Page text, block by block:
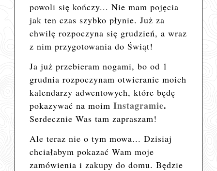
powoli się kończy... Nie mam pojęcia
jak ten czas szybko płynie. Już za
chwilę rozpoczyna się grudzień, a wraz
z nim przygotowania do Świąt!
Ja już przebieram nogami, bo od 1
grudnia rozpoczynam otwieranie moich
kalendarzy adwentowych, które będę
pokazywać na moimInstagramie.
Serdecznie Was tam zapraszam!
Ale teraz nie o tym mowa... Dzisiaj
chciałabym pokazać Wam moje
zamówienia i zakupy do domu. Będzie